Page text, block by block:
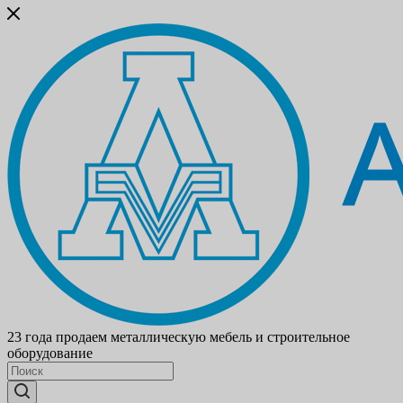
23 года продаем металлическую мебель и строительное
оборудование